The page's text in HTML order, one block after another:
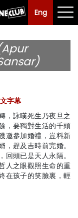
Eng
Eng 中文
字幕
，詠嘆死生乃夜旦之
，要獨對生活的千頭
邀參加婚禮，豈料新
趕及吉時前完婚。
頭已是天人永隔。
人之眼觀照生命的重
在孩子的笑臉裏，輕